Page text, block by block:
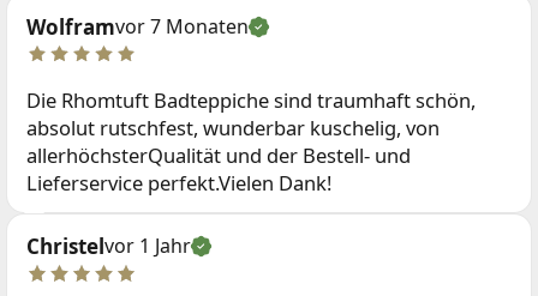
Wolframvor 7 Monaten
Die Rhomtuft Badteppiche sind traumhaft schön,
absolut rutschfest, wunderbar kuschelig, von
allerhöchsterQualität und der Bestell- und
Lieferservice perfekt.Vielen Dank!
Christelvor 1 Jahr